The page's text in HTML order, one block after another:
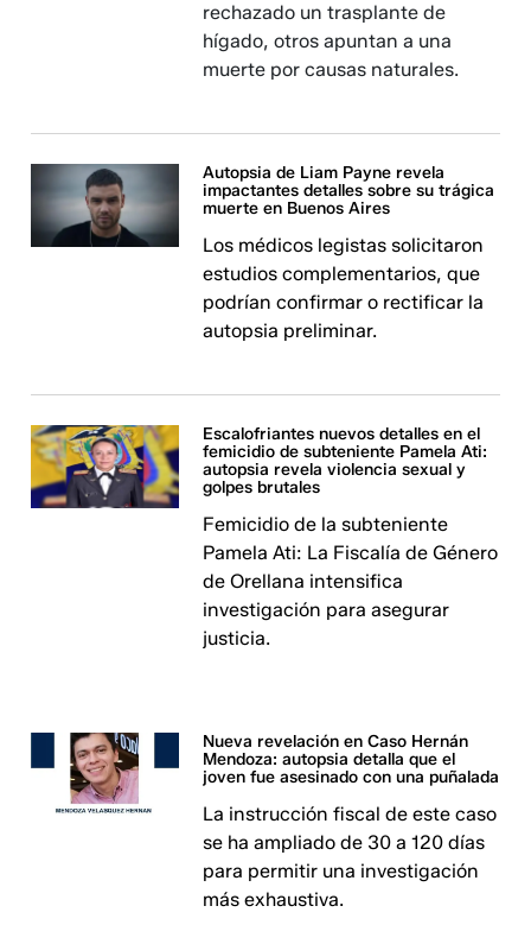
rechazado un trasplante de
hígado, otros apuntan a una
muerte por causas naturales.
Autopsia de Liam Payne revela
impactantes detalles sobre su trágica
muerte en Buenos Aires
Los médicos legistas solicitaron
estudios complementarios, que
podrían confirmar o rectificar la
autopsia preliminar.
Escalofriantes nuevos detalles en el
femicidio de subteniente Pamela Ati:
autopsia revela violencia sexual y
golpes brutales
Femicidio de la subteniente
Pamela Ati: La Fiscalía de Género
de Orellana intensifica
investigación para asegurar
justicia.
Nueva revelación en Caso Hernán
Mendoza: autopsia detalla que el
joven fue asesinado con una puñalada
La instrucción fiscal de este caso
se ha ampliado de 30 a 120 días
para permitir una investigación
más exhaustiva.